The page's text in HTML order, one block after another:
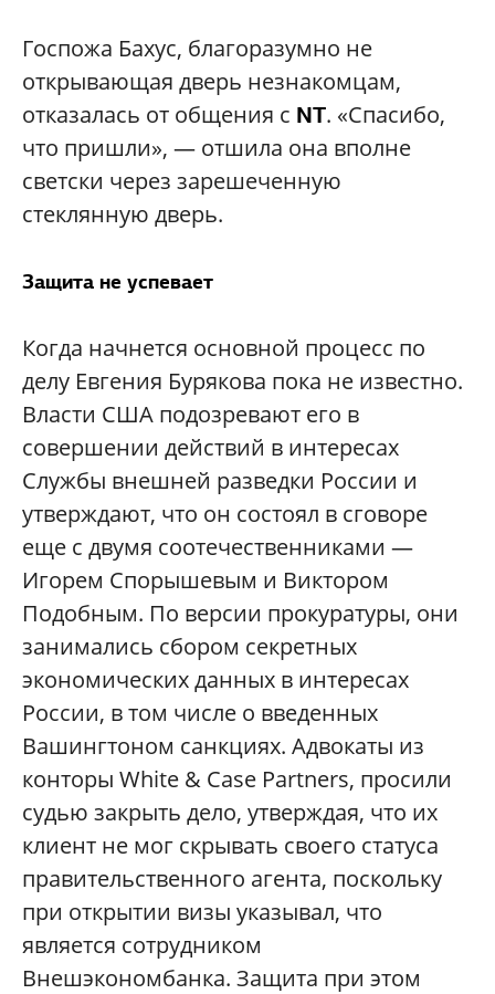
Госпожа Бахус, благоразумно не
открывающая дверь незнакомцам,
отказалась от общения с NT. «Спасибо,
что пришли», — отшила она вполне
светски через зарешеченную
стеклянную дверь.
Защита не успевает
Когда начнется основной процесс по
делу Евгения Бурякова пока не известно.
Власти США подозревают его в
совершении действий в интересах
Службы внешней разведки России и
утверждают, что он состоял в сговоре
еще с двумя соотечественниками —
Игорем Спорышевым и Виктором
Подобным. По версии прокуратуры, они
занимались сбором секретных
экономических данных в интересах
России, в том числе о введенных
Вашингтоном санкциях. Адвокаты из
конторы White & Case Partners, просили
судью закрыть дело, утверждая, что их
клиент не мог скрывать своего статуса
правительственного агента, поскольку
при открытии визы указывал, что
является сотрудником
Внешэкономбанка. Защита при этом